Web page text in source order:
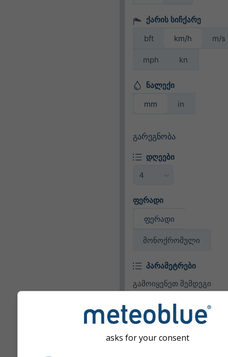
ქარის სიჩქარე
bft
km/h m/s
mph kn
ნალექი
mm
in
გარეგნობა
დღეები
ფერადი
ფერადი
მონოქრომული
პარამეტრები
გამოიყენეთ შემდეგი
პარამეტრების
ან მოსაშორებლად.
asks for your consent